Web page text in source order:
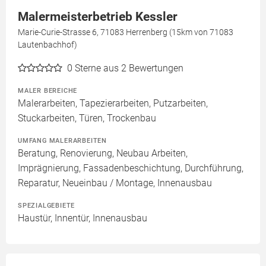
Malermeisterbetrieb Kessler
Marie-Curie-Strasse 6, 71083 Herrenberg (15km von 71083
Lautenbachhof)
0 Sterne aus 2 Bewertungen
MALER BEREICHE
Malerarbeiten, Tapezierarbeiten, Putzarbeiten,
Stuckarbeiten, Türen, Trockenbau
UMFANG MALERARBEITEN
Beratung, Renovierung, Neubau Arbeiten,
Imprägnierung, Fassadenbeschichtung, Durchführung,
Reparatur, Neueinbau / Montage, Innenausbau
SPEZIALGEBIETE
Haustür, Innentür, Innenausbau